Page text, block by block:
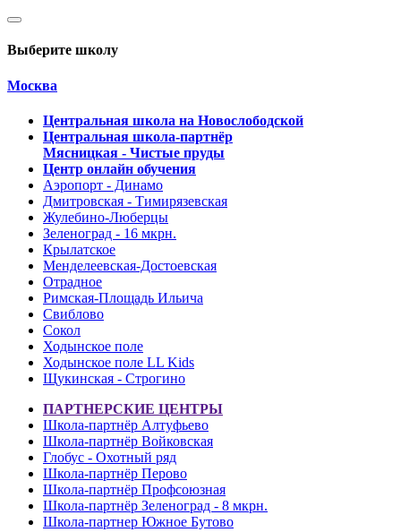
Выберите школу
Москва
Центральная школа на Новослободской
Центральная школа-партнёр
Мясницкая - Чистые пруды
Центр онлайн обучения
Аэропорт - Динамо
Дмитровская - Тимирязевская
Жулебино-Люберцы
Зеленоград - 16 мкрн.
Крылатское
Менделеевская-Достоевская
Отрадное
Римская-Площадь Ильича
Свиблово
Сокол
Ходынское поле
Ходынское поле LL Kids
Щукинская - Строгино
ПАРТНЕРСКИЕ ЦЕНТРЫ
Школа-партнёр Алтуфьево
Школа-партнёр Войковская
Глобус - Охотный ряд
Школа-партнёр Перово
Школа-партнёр Профсоюзная
Школа-партнёр Зеленоград - 8 мкрн.
Школа-партнер Южное Бутово